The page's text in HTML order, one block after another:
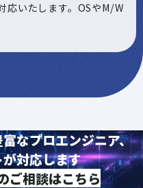
応いたします。OSやM/W
なプロエンジニア、
対応します
ご相談はこちら